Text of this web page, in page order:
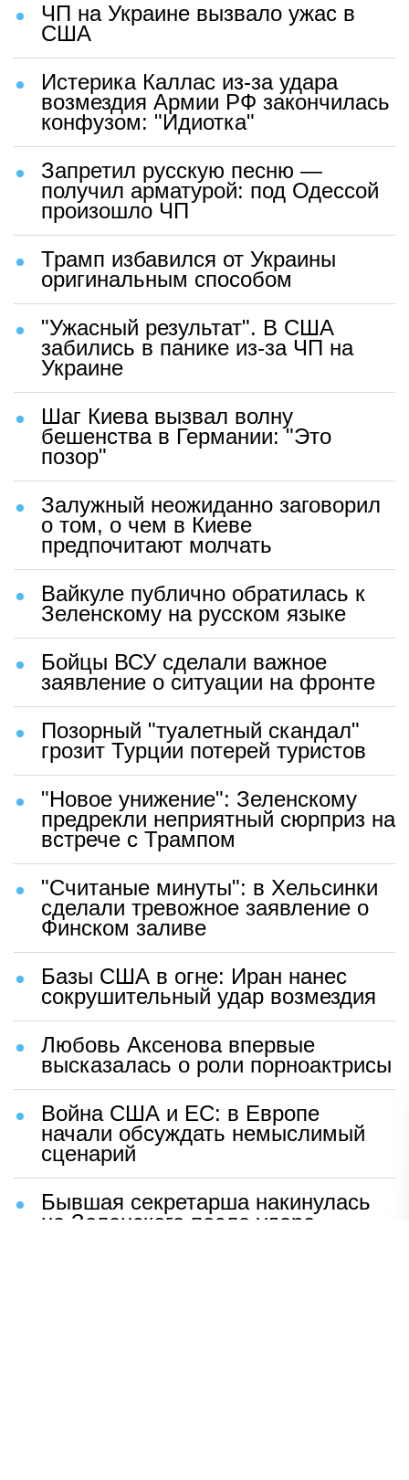
ЧП на Украине вызвало ужас в
США
Истерика Каллас из-за удара
возмездия Армии РФ закончилась
конфузом: "Идиотка"
Запретил русскую песню —
получил арматурой: под Одессой
произошло ЧП
Трамп избавился от Украины
оригинальным способом
"Ужасный результат". В США
забились в панике из-за ЧП на
Украине
Шаг Киева вызвал волну
бешенства в Германии: "Это
позор"
Залужный неожиданно заговорил
о том, о чем в Киеве
предпочитают молчать
Вайкуле публично обратилась к
Зеленскому на русском языке
Бойцы ВСУ сделали важное
заявление о ситуации на фронте
Позорный "туалетный скандал"
грозит Турции потерей туристов
"Новое унижение": Зеленскому
предрекли неприятный сюрприз на
встрече с Трампом
"Считаные минуты": в Хельсинки
сделали тревожное заявление о
Финском заливе
Базы США в огне: Иран нанес
сокрушительный удар возмездия
Любовь Аксенова впервые
высказалась о роли порноактрисы
Война США и ЕС: в Европе
начали обсуждать немыслимый
сценарий
Бывшая секретарша накинулась
на Зеленского после удара